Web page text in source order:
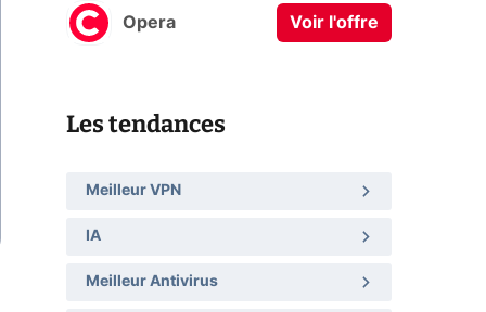
Opera Voir l'offre
Les tendances
Meilleur VPN
IA
Meilleur Antivirus